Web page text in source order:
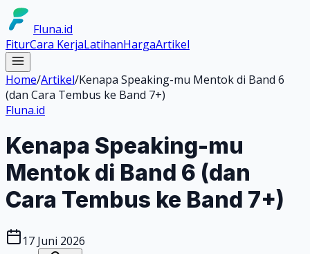
Fluna.id
FiturCara KerjaLatihanHargaArtikel
Home/Artikel/Kenapa Speaking-mu Mentok di Band 6
(dan Cara Tembus ke Band 7+)
Fluna.id
Kenapa Speaking-mu
Mentok di Band 6 (dan
Cara Tembus ke Band 7+)
17 Juni 2026